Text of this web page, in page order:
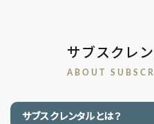
サブスクレ
ABOUT
サブスクレンタルとは？